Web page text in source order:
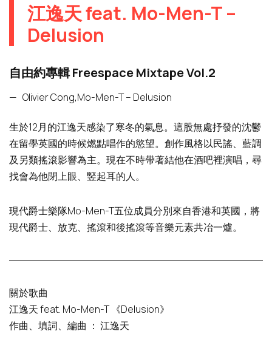
江逸天 feat. Mo-Men-T –
Delusion
自由約專輯 Freespace Mixtape Vol.2
— Olivier Cong,Mo-Men-T – Delusion
生於12月的江逸天感染了寒冬的氣息。這股無處抒發的沈鬱
在留學英國的時候燃點唱作的慾望。創作風格以民謠、藍調
及另類搖滾影響為主。現在不時帶著結他在酒吧裡演唱，尋
找會為他閉上眼、竪起耳的人。
現代爵士樂隊Mo-Men-T五位成員分別來自香港和英國，將
現代爵士、放克、搖滾和後搖滾等音樂元素共冶一爐。
關於歌曲
江逸天 feat. Mo-Men-T 《Delusion》
作曲、填詞、編曲 ： 江逸天